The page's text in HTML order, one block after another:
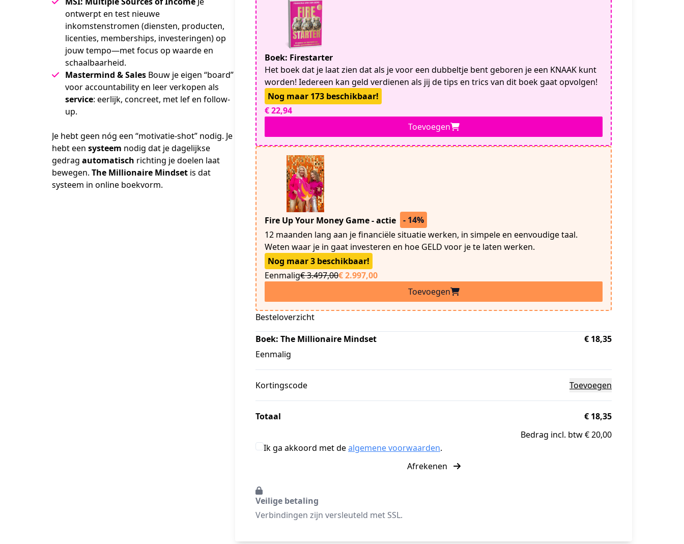
ontwerpt en test nieuwe
inkomstenstromen (diensten, producten,
licenties, memberships, investeringen) op
jouw tempo—met focus op waarde en
schaalbaarheid.
Mastermind & Sales Bouw je eigen “board”
voor accountability en leer verkopen als
service: eerlijk, concreet, met lef en follow-
up.
Je hebt geen nóg een “motivatie-shot” nodig. Je
hebt een systeem nodig dat je dagelijkse
gedrag automatisch richting je doelen laat
bewegen. The Millionaire Mindset is dat
systeem in online boekvorm.
Boek: Firestarter
Het boek dat je laat zien dat als je voor een dubbeltje bent geboren je een KNAAK kunt
worden! Iedereen kan geld verdienen als jij de tips en trics van dit boek gaat opvolgen!
Nog maar 173 beschikbaar!
€ 22,94
Toevoegen
Fire Up Your Money Game - actie
- 14%
12 maanden lang aan je financiële situatie werken, in simpele en eenvoudige taal.
Weten waar je in gaat investeren en hoe GELD voor je te laten werken.
Nog maar 3 beschikbaar!
Eenmalig€ 3.497,00€ 2.997,00
Toevoegen
Besteloverzicht
Boek: The Millionaire Mindset
Eenmalig
€ 18,35
Kortingscode Toevoegen
Totaal
€ 18,35
Bedrag incl. btw € 20,00
Ik ga akkoord met dealgemene voorwaarden.
Afrekenen
Veilige betaling
Verbindingen zijn versleuteld met SSL.